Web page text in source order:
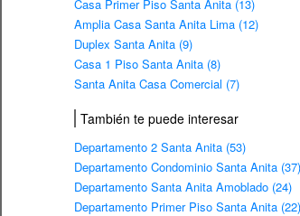
Casa Primer Piso Santa Anita (13)
Amplia Casa Santa Anita Lima (12)
Duplex Santa Anita (9)
Casa 1 Piso Santa Anita (8)
Santa Anita Casa Comercial (7)
También te puede interesar
Departamento 2 Santa Anita (53)
Departamento Condominio Santa Anita (37)
Departamento Santa Anita Amoblado (24)
Departamento Primer Piso Santa Anita (22)